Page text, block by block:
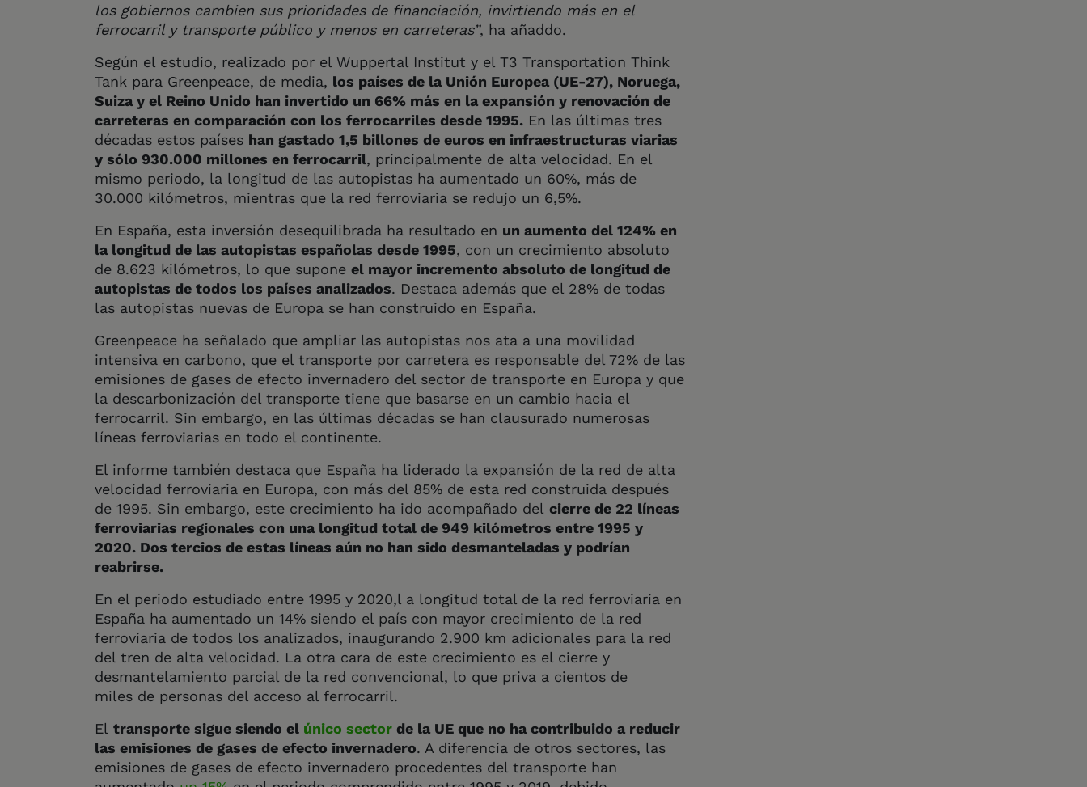
los gobiernos cambien sus prioridades de financiación, invirtiendo más en el
ferrocarril y transporte público y menos en carreteras”, ha añaddo.
Según el estudio, realizado por el Wuppertal Institut y el T3 Transportation Think
Tank para Greenpeace, de media, los países de la Unión Europea (UE-27), Noruega,
Suiza y el Reino Unido han invertido un 66% más en la expansión y renovación de
carreteras en comparación con los ferrocarriles desde 1995. En las últimas tres
décadas estos países han gastado 1,5 billones de euros en infraestructuras viarias
y sólo 930.000 millones en ferrocarril, principalmente de alta velocidad. En el
mismo periodo, la longitud de las autopistas ha aumentado un 60%, más de
30.000 kilómetros, mientras que la red ferroviaria se redujo un 6,5%.
En España, esta inversión desequilibrada ha resultado en un aumento del 124% en
la longitud de las autopistas españolas desde 1995, con un crecimiento absoluto
de 8.623 kilómetros, lo que supone el mayor incremento absoluto de longitud de
autopistas de todos los países analizados. Destaca además que el 28% de todas
las autopistas nuevas de Europa se han construido en España.
Greenpeace ha señalado que ampliar las autopistas nos ata a una movilidad
intensiva en carbono, que el transporte por carretera es responsable del 72% de las
emisiones de gases de efecto invernadero del sector de transporte en Europa y que
la descarbonización del transporte tiene que basarse en un cambio hacia el
ferrocarril. Sin embargo, en las últimas décadas se han clausurado numerosas
líneas ferroviarias en todo el continente.
El informe también destaca que España ha liderado la expansión de la red de alta
velocidad ferroviaria en Europa, con más del 85% de esta red construida después
de 1995. Sin embargo, este crecimiento ha ido acompañado del cierre de 22 líneas
ferroviarias regionales con una longitud total de 949 kilómetros entre 1995 y
2020. Dos tercios de estas líneas aún no han sido desmanteladas y podrían
reabrirse.
En el periodo estudiado entre 1995 y 2020,l a longitud total de la red ferroviaria en
España ha aumentado un 14% siendo el país con mayor crecimiento de la red
ferroviaria de todos los analizados, inaugurando 2.900 km adicionales para la red
del tren de alta velocidad. La otra cara de este crecimiento es el cierre y
desmantelamiento parcial de la red convencional, lo que priva a cientos de
miles de personas del acceso al ferrocarril.
El transporte sigue siendo el único sector de la UE que no ha contribuido a reducir
las emisiones de gases de efecto invernadero. A diferencia de otros sectores, las
emisiones de gases de efecto invernadero procedentes del transporte han